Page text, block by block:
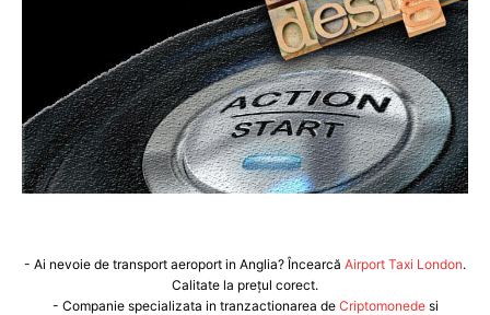
- Ai nevoie de transport aeroport in Anglia? Încearcă Airport Taxi London.
Calitate la prețul corect.
- Companie specializata in tranzactionarea de Criptomonedesi